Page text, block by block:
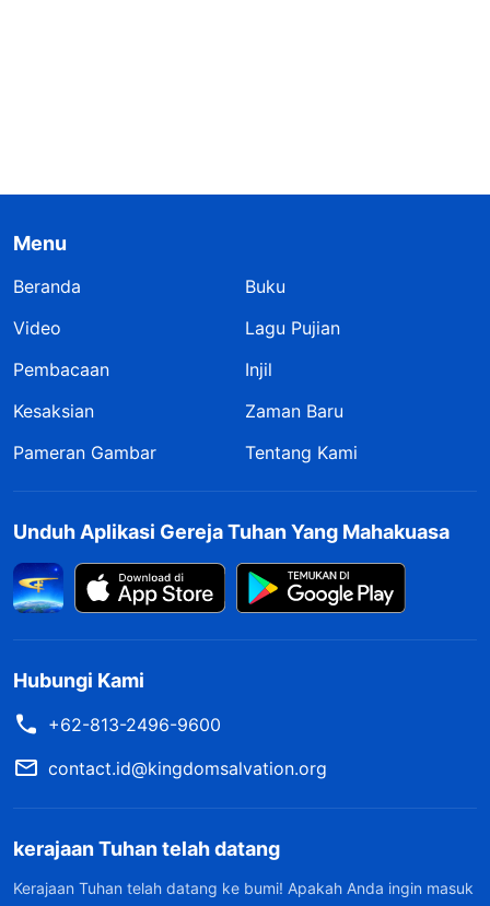
Menu
Beranda
Buku
Video
Lagu Pujian
Pembacaan
Injil
Kesaksian
Zaman Baru
Pameran Gambar
Tentang Kami
Unduh Aplikasi Gereja Tuhan Yang Mahakuasa
Hubungi Kami
+62-813-2496-9600
contact.id@kingdomsalvation.org
kerajaan Tuhan telah datang
Kerajaan Tuhan telah datang ke bumi! Apakah Anda ingin masuk